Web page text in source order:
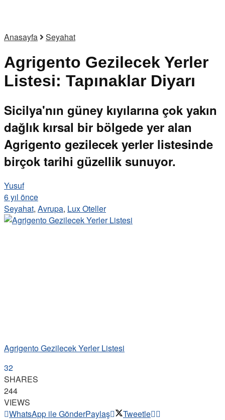
Anasayfa Seyahat
Agrigento Gezilecek Yerler
Listesi: Tapınaklar Diyarı
Sicilya'nın güney kıyılarına çok yakın
dağlık kırsal bir bölgede yer alan
Agrigento gezilecek yerler listesinde
birçok tarihi güzellik sunuyor.
Yusuf
6 yıl önce
Seyahat, Avrupa, Lux Oteller
Agrigento Gezilecek Yerler Listesi
32
SHARES
244
VIEWS
WhatsApp ile GönderPaylaş Tweetle